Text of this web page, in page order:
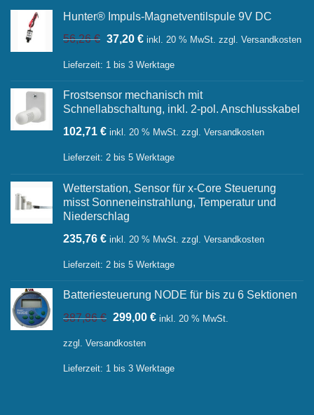
Hunter® Impuls-Magnetventilspule 9V DC
56,26€ Ursprünglicher
war:
37,20 €Aktueller
ist:
inkl. 20 % MwSt. zzgl. Versandkosten
Lieferzeit: 1 bis 3 Werktage
Frostsensor mechanisch mit
Schnellabschaltung, inkl. 2-pol. Anschlusskabel
102,71 € inkl. 20 % MwSt. zzgl. Versandkosten
Lieferzeit: 2 bis 5 Werktage
Wetterstation, Sensor für x-Core Steuerung
misst Sonneneinstrahlung, Temperatur und
Niederschlag
235,76 € inkl. 20 % MwSt. zzgl. Versandkosten
Lieferzeit: 2 bis 5 Werktage
Batteriesteuerung NODE für bis zu 6 Sektionen
387,86€ Ursprünglicher
war:
299,00 €Aktueller
inkl. 20 % MwSt.
zzgl. Versandkosten
Lieferzeit: 1 bis 3 Werktage